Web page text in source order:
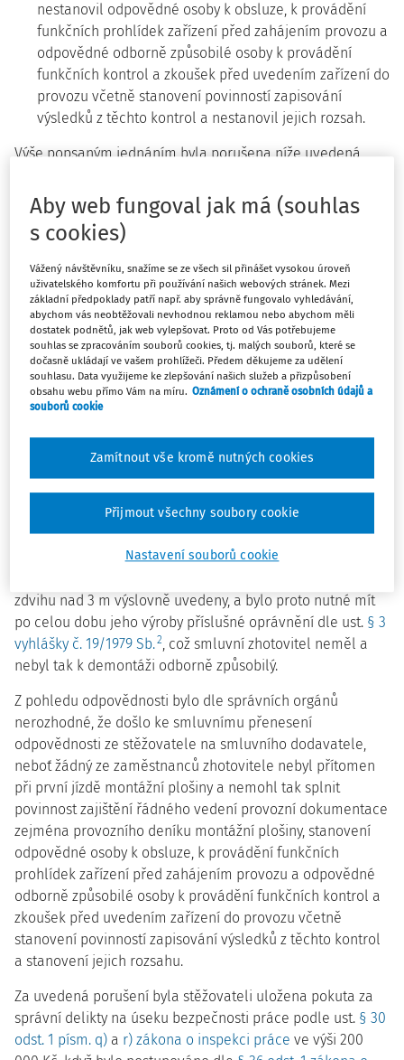
nestanovil odpovědné osoby k obsluze, k provádění
funkčních prohlídek zařízení před zahájením provozu a
odpovědné odborně způsobilé osoby k provádění
funkčních kontrol a zkoušek před uvedením zařízení do
provozu včetně stanovení povinností zapisování
výsledků z těchto kontrol a nestanovil jejich rozsah.
Výše popsaným jednáním byla porušena níže uvedená
vlády č.
378/2001 Sb. , č. 362/2005 Sb. , a č.101/2005 Sb.
Zásadní pro posouzení odpovědnosti byla především
stavebně montážní činnosti na základě závazkového
smluvního vztahu pro třetí osobu, který zdvihací zařízení
od této osoby za účelem rekonstrukce převzal, je plně
odpovědný za jeho další provoz. Byl to také stěžovatel,
který dle stavebního rozhodnutí prováděl stavbu, a jeho
stavbyvedoucí, resp. pověřený montážní mistr, měl zajistit
dodržování povinností směřujících k BOZP, když výrobu
demontáž opláštění kabiny výtahu za účelem zřízení
montážní plošiny nicméně provedli zaměstnanci
smluvního zhotovitele. De facto se jednalo o nahrazení
(nikoliv likvidaci) výtahu montážní plošinou, tj. jiným
vyhrazeným zdvihacím zařízením ve smyslu ust.§ 2 odst. 1
písm. c) vyhlášky č. 19/1979 Sb., když mezi vyhrazenými
zdvihu nad 3 m výslovně uvedeny, a bylo proto nutné mít
po celou dobu jeho výroby příslušné oprávnění dle ust. § 3
vyhlášky č. 19/1979 Sb.2, což smluvní zhotovitel neměl a
nebyl tak k demontáži odborně způsobilý.
Z pohledu odpovědnosti bylo dle správních orgánů
nerozhodné, že došlo ke smluvnímu přenesení
odpovědnosti ze stěžovatele na smluvního dodavatele,
neboť žádný ze zaměstnanců zhotovitele nebyl přítomen
při první jízdě montážní plošiny a nemohl tak splnit
povinnost zajištění řádného vedení provozní dokumentace
zejména provozního deníku montážní plošiny, stanovení
odpovědné osoby k obsluze, k provádění funkčních
prohlídek zařízení před zahájením provozu a odpovědné
odborně způsobilé osoby k provádění funkčních kontrol a
zkoušek před uvedením zařízení do provozu včetně
stanovení povinností zapisování výsledků z těchto kontrol
a stanovení jejich rozsahu.
Za uvedená porušení byla stěžovateli uložena pokuta za
správní delikty na úseku bezpečnosti práce podle ust. § 30
odst. 1 písm. q) a r) zákona o inspekci práce ve výši 200
Aby web fungoval jak má (souhlas
s cookies)
Vážený návštěvníku, snažíme se ze všech sil přinášet vysokou úroveň
uživatelského komfortu při používání našich webových stránek. Mezi
základní předpoklady patří např. aby správně fungovalo vyhledávání,
abychom vás neobtěžovali nevhodnou reklamou nebo abychom měli
dostatek podnětů, jak web vylepšovat. Proto od Vás potřebujeme
souhlas se zpracováním souborů cookies, tj. malých souborů, které se
dočasně ukládají ve vašem prohlížeči. Předem děkujeme za udělení
souhlasu. Data využijeme ke zlepšování našich služeb a přizpůsobení
obsahu webu přímo Vám na míru. Oznámení o ochraně osobních údajů a
souborů cookie
Nastavení souborů cookie
Zamítnout vše kromě nutných cookies
Přijmout všechny soubory cookie